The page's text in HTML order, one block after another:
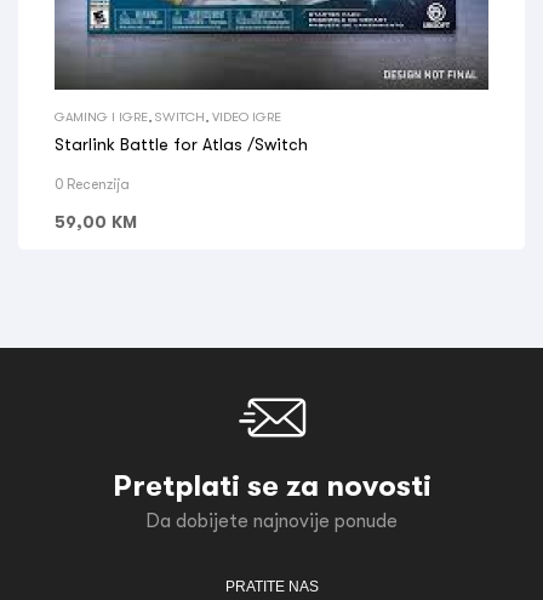
GAMING I IGRE SWITCH VIDEO IGRE
Starlink Battle for Atlas /Switch
0 Recenzija
59,00 KM
Pretplati se za novosti
Da dobijete najnovije ponude
PRATITE NAS